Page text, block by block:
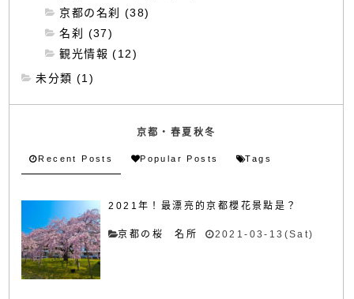
京都の名刹 (38)
名刹 (37)
観光情報 (12)
未分類 (1)
京都・春夏秋冬
Recent Posts Popular Posts Tags
2021年！最漂亮的京都櫻花景點是？
京都の桜 名所 2021-03-13(Sat)